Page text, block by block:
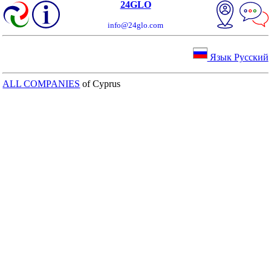
24GLO
info@24glo.com
Язык Русский
ALL COMPANIES of Cyprus